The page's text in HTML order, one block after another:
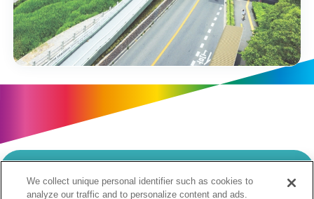
当サイトのご利用にあたって
We collect unique personal identifier such as cookies to
analyze our traffic and to personalize content and ads.